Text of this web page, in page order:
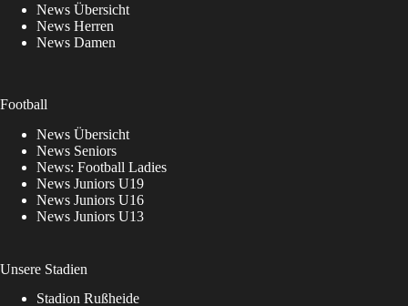
News Übersicht
News Herren
News Damen
Football
News Übersicht
News Seniors
News: Football Ladies
News Juniors U19
News Juniors U16
News Juniors U13
Unsere Stadien
Stadion Rußheide